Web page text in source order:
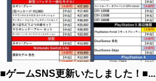
■ゲームSNS更新いたしました！■...